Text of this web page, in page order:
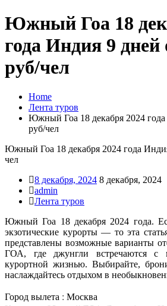
Южный Гоа 18
года Индия 9 дней
руб/чел
Home
Лента туров
Южный Гоа 18 декабря 2024
руб/чел
Южный Гоа 18 декабря 2024 года
чел
8 декабря, 2024 8 декабря, 2024
admin
Лента туров
Южный Гоа 18 декабря 2024 года.
экзотические курорты — то эта
представлены возможные варианты
ГОА, где джунгли встречаются с
курортной жизнью. Выбирайте,
наслаждайтесь отдыхом в
Город вылета : Москва